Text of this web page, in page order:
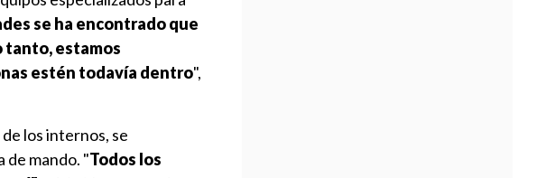
se ha encontrado que
tanto, estamos
estén todavía dentro",
los internos, se
de mando. "Todos los